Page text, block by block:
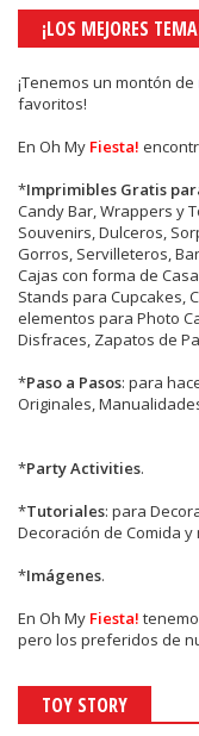
¡LOS MEJORES
¡Tenemos un montón de
favoritos!
En Oh My Fiesta!
*Imprimibles Gratis
Candy Bar, Wrappers y
Souvenirs, Dulceros,
Gorros, Servilleteros,
Cajas con forma de
Stands para Cupcakes,
elementos para Photo
Disfraces, Zapatos de
*Paso a Pasos: para
Originales,
*Party Activities.
*Tutoriales: para
Decoración de Comida y
*Imágenes.
En Oh My Fiesta!
pero los preferidos de
TOY STORY